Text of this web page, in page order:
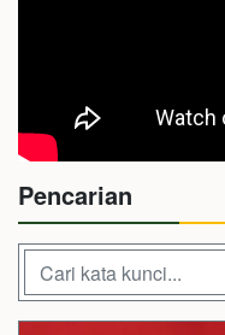
Pencarian